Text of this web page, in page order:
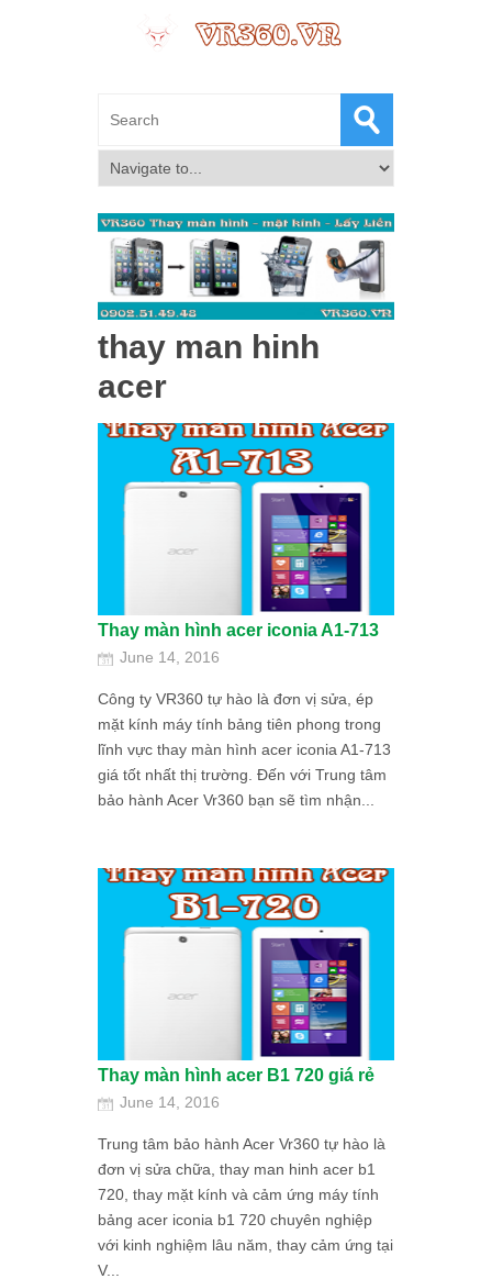
thay man hinh
acer
Thay màn hình acer iconia A1-713
June 14, 2016
Công ty VR360 tự hào là đơn vị sửa, ép
mặt kính máy tính bảng tiên phong trong
lĩnh vực thay màn hình acer iconia A1-713
giá tốt nhất thị trường. Đến với Trung tâm
bảo hành Acer Vr360 bạn sẽ tìm nhận...
Thay màn hình acer B1 720 giá rẻ
June 14, 2016
Trung tâm bảo hành Acer Vr360 tự hào là
đơn vị sửa chữa, thay man hinh acer b1
720, thay mặt kính và cảm ứng máy tính
bảng acer iconia b1 720 chuyên nghiệp
với kinh nghiệm lâu năm, thay cảm ứng tại
V...